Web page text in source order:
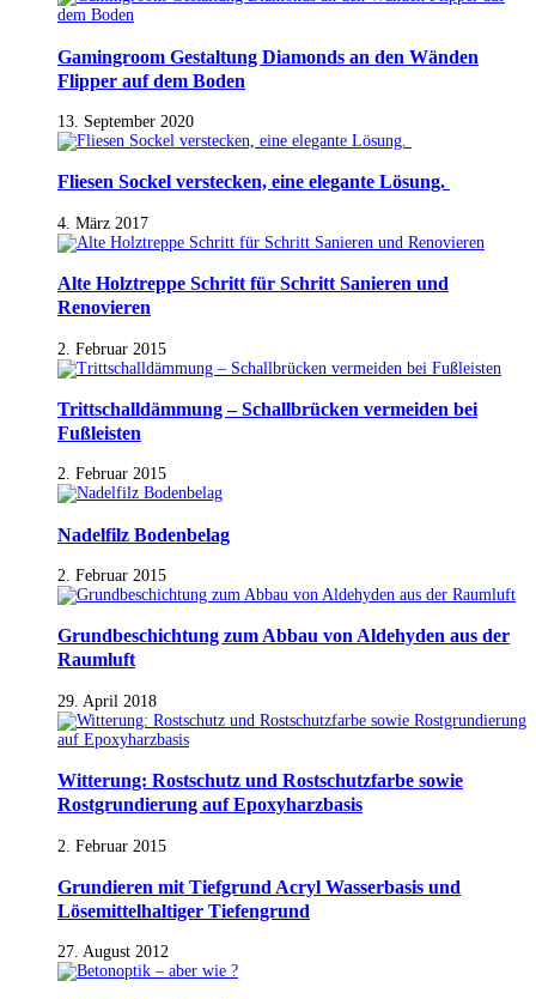
Gamingroom Gestaltung Diamonds an den Wänden
Flipper auf dem Boden
13. September 2020
Fliesen Sockel verstecken, eine elegante Lösung.
4. März 2017
Alte Holztreppe Schritt für Schritt Sanieren und
Renovieren
2. Februar 2015
Trittschalldämmung – Schallbrücken vermeiden bei
Fußleisten
2. Februar 2015
Nadelfilz Bodenbelag
2. Februar 2015
Grundbeschichtung zum Abbau von Aldehyden aus der
Raumluft
29. April 2018
Witterung: Rostschutz und Rostschutzfarbe sowie
Rostgrundierung auf Epoxyharzbasis
2. Februar 2015
Grundieren mit Tiefgrund Acryl Wasserbasis und
Lösemittelhaltiger Tiefengrund
27. August 2012